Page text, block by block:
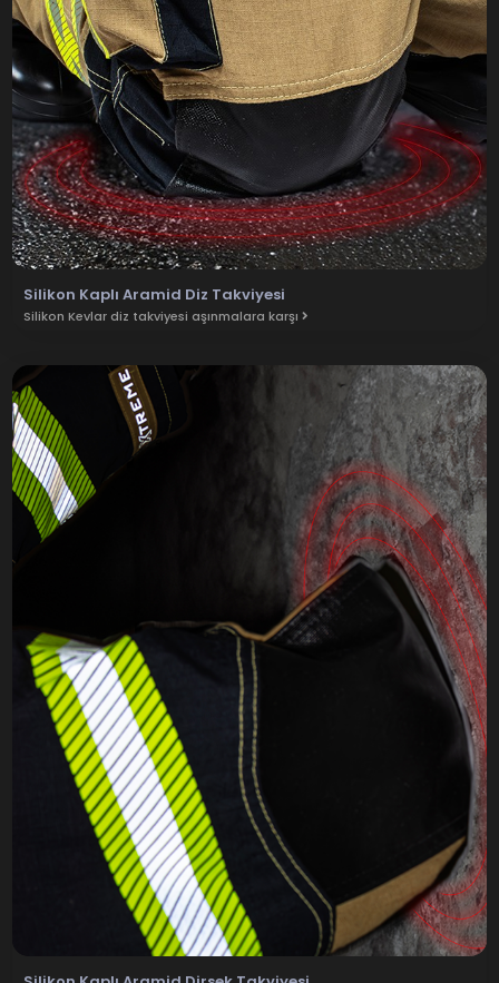
Silikon Kaplı Aramid Diz Takviyesi
Silikon Kevlar diz takviyesi aşınmalara karşı